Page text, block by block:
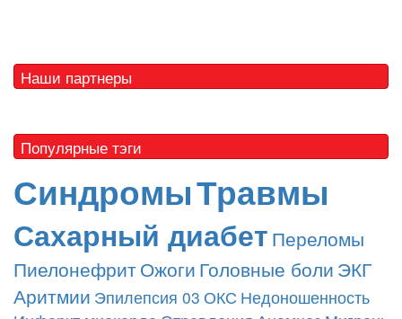
Наши партнеры
Популярные тэги
СиндромыТравмы
Сахарный диабет Переломы
ПиелонефритОжоги Головные боли ЭКГ
Аритмии Эпилепсия 03 ОКС Недоношенность